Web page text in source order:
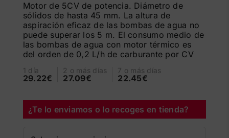
Motor de 5CV de potencia. Diámetro de
sólidos de hasta 45 mm. La altura de
aspiración eficaz de las bombas de agua no
puede superar los 5 m. El consumo medio de
las bombas de agua con motor térmico es
del orden de 0,2 L/h de carburante por CV
1 día
29.22€
2 o más días
27.09€
7 o más días
22.45€
¿Te lo enviamos o lo recoges en tienda?